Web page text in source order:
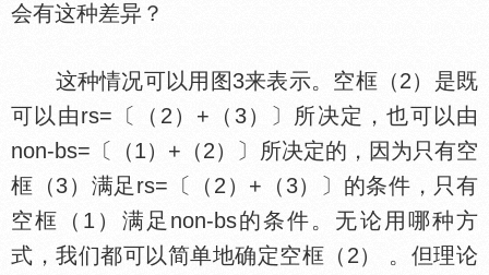
会有这种差异？
这种情况可以用图3来表示。空框（2）是既
可以由rs=〔（2）+（3）〕所决定，也可以由
non-bs=〔（1）+（2）〕所决定的，因为只有空
框（3）满足rs=〔（2）+（3）〕的条件，只有
空框（1）满足non-bs的条件。无论用哪种方
式，我们都可以简单地确定空框（2） 。但理论